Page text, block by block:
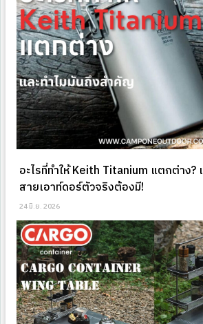
อะไรที่ทำให้ Keith Titanium แตกต่าง?
สายเอาท์ดอร์ตัวจริงต้องมี!
24 มิ.ย. 2026